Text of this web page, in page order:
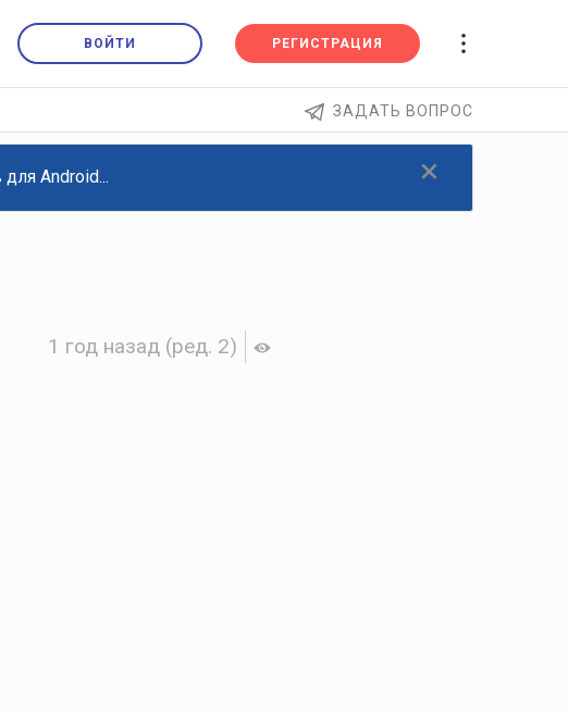
ВОЙТИ РЕГИСТРАЦИЯ
ЗАДАТЬ ВОПРОС
×
Android...
1 год назад (ред. 2)